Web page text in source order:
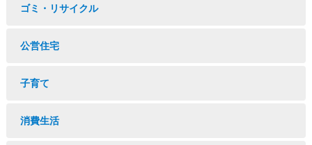
ゴミ・リサイクル
公営住宅
子育て
消費生活